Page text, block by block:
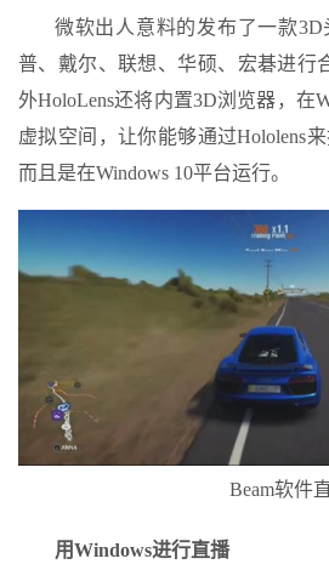
微软出人意料的发布了一款
普、戴尔、联想、华硕、宏碁进行
外HoloLens还将内置3D浏览器，在
虚拟空间，让你能够通过Hololens
而且是在Windows 10平台运行。
Beam软件
用Windows进行直播